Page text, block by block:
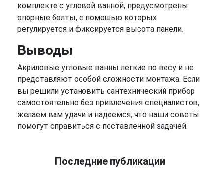
комплекте с угловой ванной, предусмотрены
опорные болты, с помощью которых
регулируется и фиксируется высота панели.
Выводы
Акриловые угловые ванны легкие по весу и не
представляют особой сложности монтажа. Если
вы решили установить сантехнический прибор
самостоятельно без привлечения специалистов,
желаем вам удачи и надеемся, что наши советы
помогут справиться с поставленной задачей.
Последние публикации